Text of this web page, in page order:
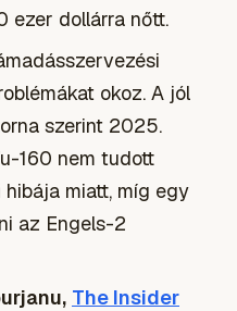
ezer dollárra nőtt.
okoz. A jól
szerint 2025.
160 nem tudott
miatt, míg egy
az Engels-2
The Insider